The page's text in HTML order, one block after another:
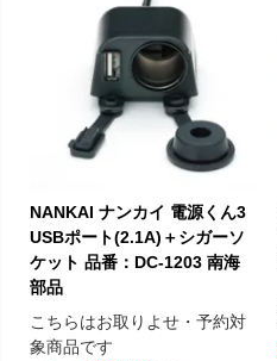
NANKAI ナンカイ 電源くん3
USBポート(2.1A)＋シガーソ
ケット 品番：DC-1203 南海
部品
こちらはお取りよせ・予約対
象商品です